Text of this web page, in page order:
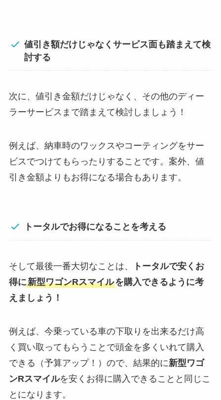
値引き額だけじゃなくサービス面も踏まえて検
討する
次に、値引き金額だけじゃなく、その他のディー
ラーサービスまで踏まえて検討しましょう！
例えば、納車時のワックスやコーティングをサー
ビスでつけてもらったりすることです。案外、値
引き金額よりもお得になる場合もあります。
トータルでお得になることを考える
そして最後一番大切なことは、
トータルで安くお
得に新型ワゴンRスマイルを購入できるように考
えましょう！
例えば、今乗っている車の下取りを出来るだけ高
く買い取ってもらうことで頭金を多くいれて購入
できる（予算アップ！）ので、結果的に新型ワゴ
ンRスマイルを安くお得に購入できることと同じこ
とになります。